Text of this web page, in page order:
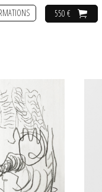
550 €